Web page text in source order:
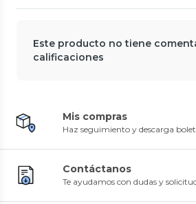
Este producto no tiene
calificaciones
Mis compras
Haz seguimiento y descarga
Contáctanos
Te ayudamos con dudas y